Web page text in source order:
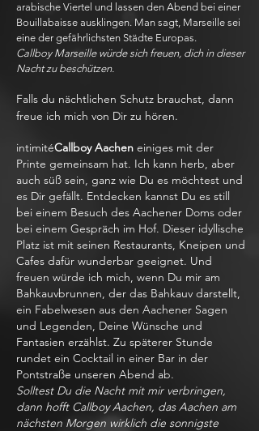
arabische Viertel und lassen den Abend bei einer
Bouillabaisse ausklingen. Man sagt, Marseille sei
eine der gefährlichsten Städte Europas.
Callboy Marseille würde sich freuen, dich in dieser
Nacht zu beschützen.
Falls du nächtlichen Schutz brauchst, dann
freue ich mich von Dir zu hören.
intimitéCallboy Aachen einiges mit der
Printe gemeinsam hat. Ich kann herb, aber
auch süß sein, ganz wie Du es möchtest und
es Dir gefällt. Entdecken kannst Du es still
bei einem Besuch des Aachener Doms oder
bei einem Gespräch im Hof. Dieser idyllische
Platz ist mit seinen Restaurants, Kneipen und
Cafes dafür wunderbar geeignet. Und
freuen würde ich mich, wenn Du mir am
Bahkauvbrunnen, der das Bahkauv darstellt,
ein Fabelwesen aus den Aachener Sagen
und Legenden, Deine Wünsche und
Fantasien erzählst. Zu späterer Stunde
rundet ein Cocktail in einer Bar in der
Pontstraße unseren Abend ab.
Solltest Du die Nacht mit mir verbringen,
dann hofft Callboy Aachen, das Aachen am
nächsten Morgen wirklich die sonnigste